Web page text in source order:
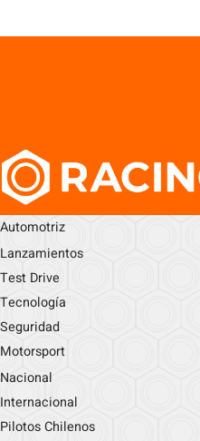
Automotriz
Lanzamientos
Test Drive
Tecnología
Seguridad
Motorsport
Nacional
Internacional
Pilotos Chilenos